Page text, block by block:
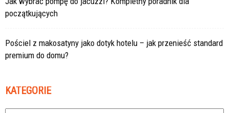
początkujących
Pościel z makosatyny jako dotyk hotelu – jak przenieść standard
premium do domu?
KATEGORIE
Kategorie